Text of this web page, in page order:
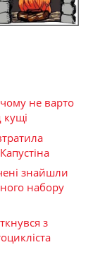
не варто
кущі
знайшли
набору
з